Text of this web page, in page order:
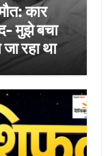
कार
मुझे बचा
रहा था